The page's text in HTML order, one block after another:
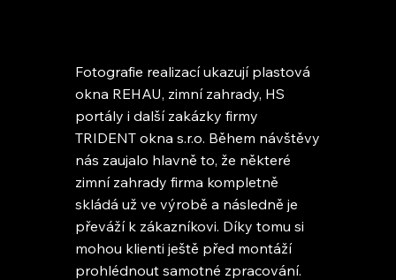
Fotografie realizací ukazují plastová
okna REHAU, zimní zahrady, HS
portály i další zakázky firmy
TRIDENT okna s.r.o. Během návštěvy
nás zaujalo hlavně to, že některé
zimní zahrady firma kompletně
skládá už ve výrobě a následně je
převáží k zákazníkovi. Díky tomu si
mohou klienti ještě před montáží
prohlédnout samotné zpracování.